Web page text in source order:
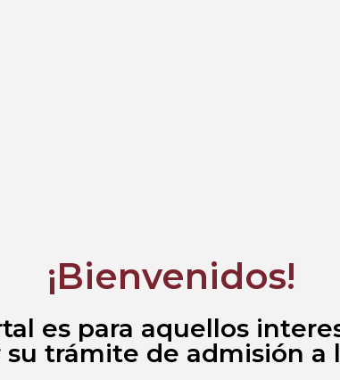
¡Bienvenidos!
es para aquellos
su trámite de admisión a